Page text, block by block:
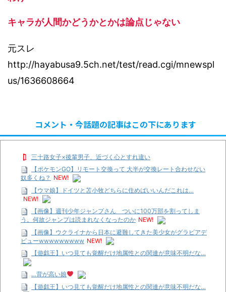
キャラが人間かどうかとかは論点じゃない
元スレ
http://hayabusa9.5ch.net/test/read.cgi/mnewspl
us/1636608664
コメント・今話題の記事はこの下にあります
三十路女子×後輩男子、近づく心とすれ違い
【ポケモンGO】リモート交換って 大半が交換レート合わせない
奴多くね？ NEW!
【ウマ娘】ドイツと苫小牧どちらに住めばいいんだこれは…
NEW!
【画像】週刊少年ジャンプさん ついに100万部を割ってしま
う。何故ジャンプは読まれなくなったのか NEW!
【画像】ウクライナから日本に避難してきた美少女がグラビアデ
ビューwwwwwwwww NEW!
【遊戯王】いつ見ても覚醒だけ地属性との関連が意味不明だな…
…背が高い娘
【遊戯王】いつ見ても覚醒だけ地属性との関連が意味不明だな…